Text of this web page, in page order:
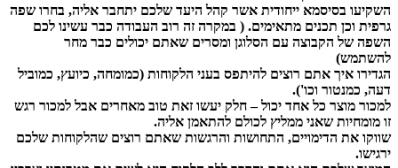
השקיעו בסיסמא ייחודית אשר קהל היעד שלכם יתחבר אליה, בחרו שפה
גרפית וכן תכנים מתאימים. ( במקרה זה רוב העבודה כבר עשינו לכם
השפה של הקבוצה עם הסלוגן ומסרים שאתם יכולים כבר מחר
להשתמש)
הגדירו איך אתם רוצים להיתפס בעני הלקוחות (כמומחה, כיועץ, כמוביל
דעה, כמנטור וכו').
למכור מוצר כל אחד יכול –חלק יעשו זאת טוב מאחרים אבל למכור רגש
זו מומחיות שאני ממליץ לכולם להתאמן אליה.
שווקו את הדימויים, התחושות והרגשות שאתם רוצים שהלקוחות שלכם
ירגישו.